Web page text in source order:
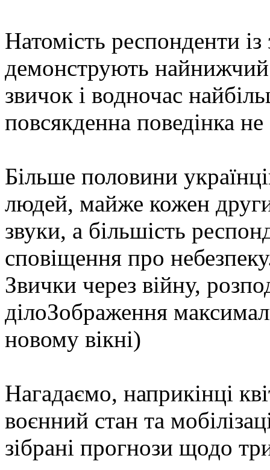
Натомість респонденти
демонструють найнижчий
звичок і водночас
повсякденна поведінка
Більше половини
людей, майже кожен
звуки, а більшість
сповіщення про
Звички через війну,
ділоЗображення
новому вікні)
Нагадаємо, наприкінці
воєнний стан та
зібрані прогнози щодо